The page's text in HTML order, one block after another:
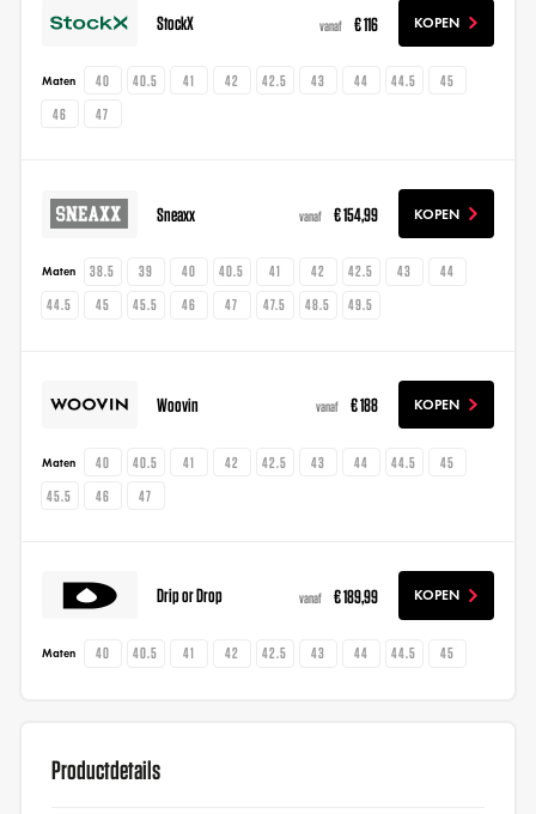
StockX vanaf € 116 KOPEN
Maten 40 40.5 41 42 42.5 43 44 44.5
45
46
47
Sneaxx vanaf € 154,99 KOPEN
Maten 38.5 39 40 40.5 41 42 42.5 43
44
44.5
45 45.5 46 47 47.5 48.5 49.5
Woovin vanaf € 188 KOPEN
Maten 40 40.5 41 42 42.5 43 44 44.5
45
45.5
46 47
Drip or Drop vanaf € 189,99 KOPEN
Maten 40 40.5 41 42 42.5 43 44 44.5 45
Productdetails